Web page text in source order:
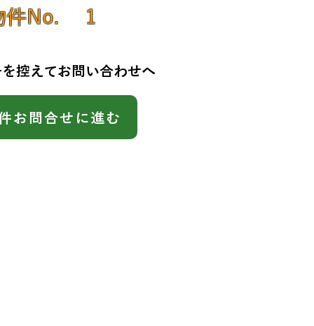
件No. 1
控えてお問い合わせへ
お問合せに進む